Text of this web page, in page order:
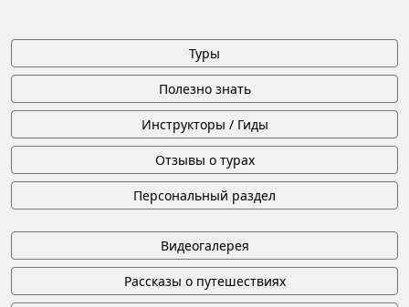
Туры
Полезно знать
Инструкторы / Гиды
Отзывы о турах
Персональный раздел
Видеогалерея
Рассказы о путешествиях